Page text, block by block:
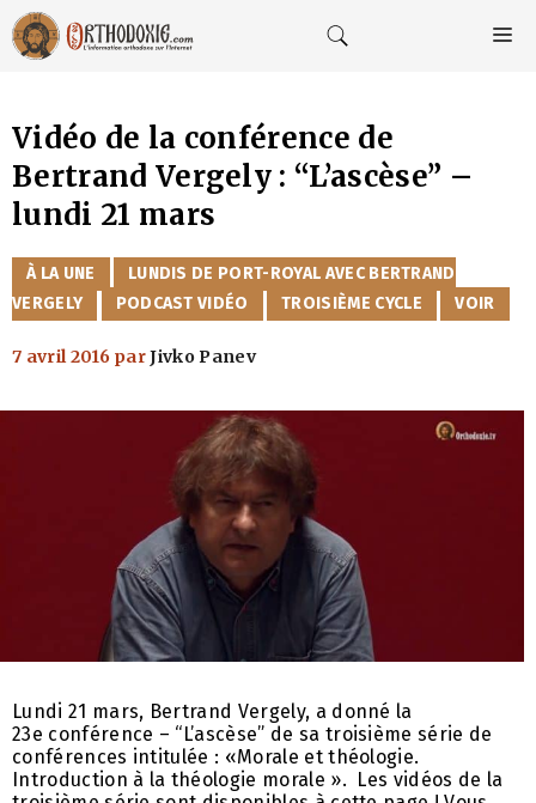
Aller
au
contenu
Vidéo de la conférence de
Bertrand Vergely : “L’ascèse” –
lundi 21 mars
CATÉGORIES
À LA UNE
LUNDIS DE PORT-ROYAL AVEC BERTRAND
VERGELY
PODCAST VIDÉO TROISIÈME CYCLE VOIR
7 avril 2016 parJivko Panev
Lundi 21 mars, Bertrand Vergely, a donné la
23e conférence – “L’ascèse” de sa troisième série de
conférences intitulée : «Morale et théologie.
Introduction à la théologie morale ». Les vidéos de la